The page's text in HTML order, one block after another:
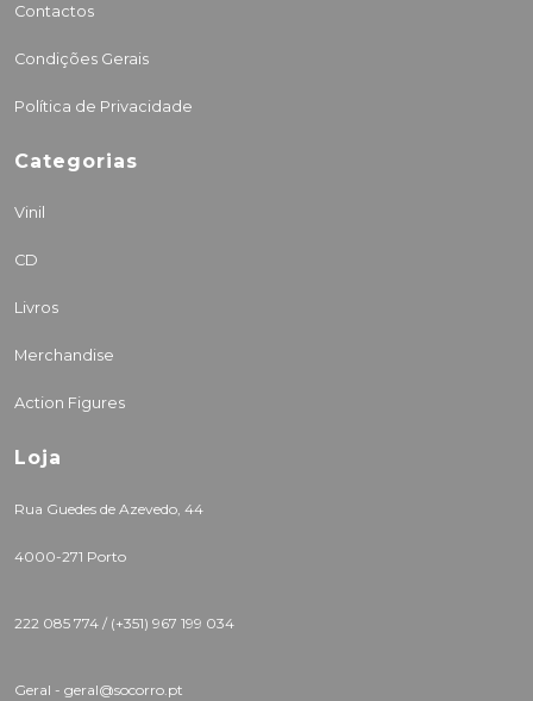
Contactos
Condições Gerais
Política de Privacidade
Categorias
Vinil
CD
Livros
Merchandise
Action Figures
Loja
Rua Guedes de Azevedo, 44
4000-271 Porto
222 085 774 / (+351) 967 199 034
Geral - geral@socorro.pt